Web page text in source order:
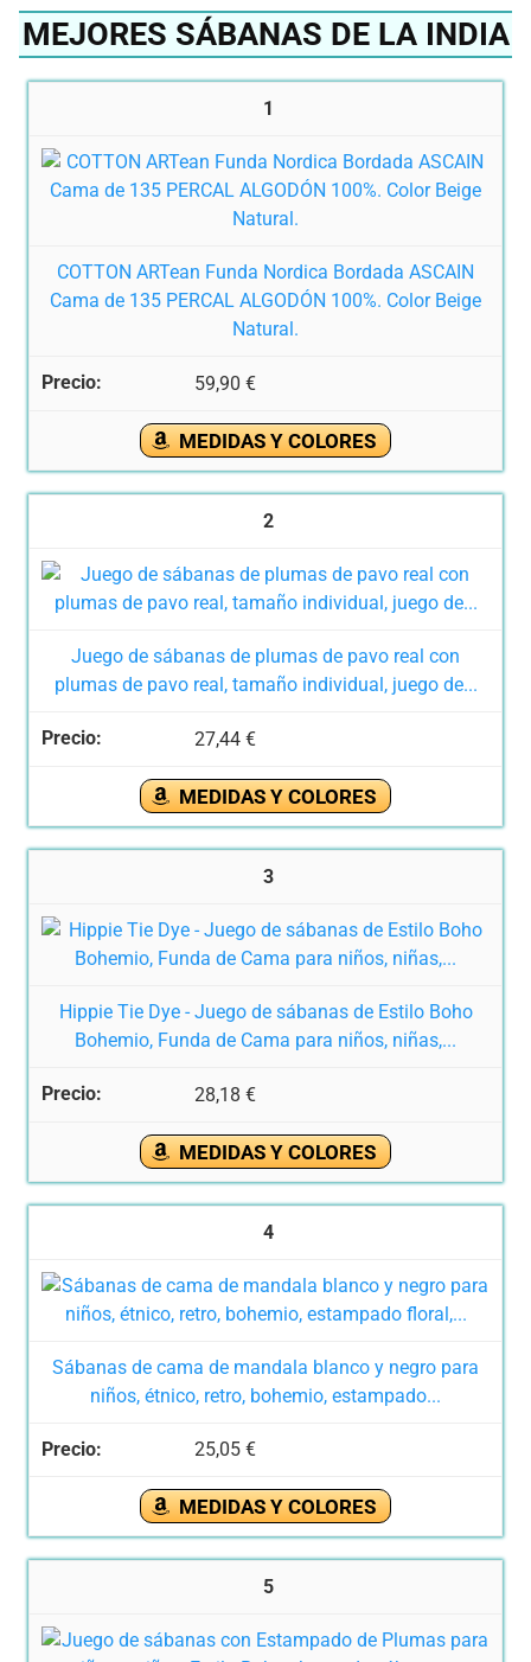
MEJORES SÁBANAS DE LA INDIA
1
COTTON ARTean Funda Nordica Bordada ASCAIN
Cama de 135 PERCAL ALGODÓN 100%. Color Beige
Natural.
59,90 €
MEDIDAS Y COLORES
2
Juego de sábanas de plumas de pavo real con
plumas de pavo real, tamaño individual, juego de...
27,44 €
MEDIDAS Y COLORES
3
Hippie Tie Dye - Juego de sábanas de Estilo Boho
Bohemio, Funda de Cama para niños, niñas,...
28,18 €
MEDIDAS Y COLORES
4
Sábanas de cama de mandala blanco y negro para
niños, étnico, retro, bohemio, estampado...
25,05 €
MEDIDAS Y COLORES
5